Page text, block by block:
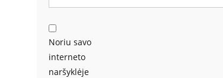
Noriu savo
interneto
naršyklėje